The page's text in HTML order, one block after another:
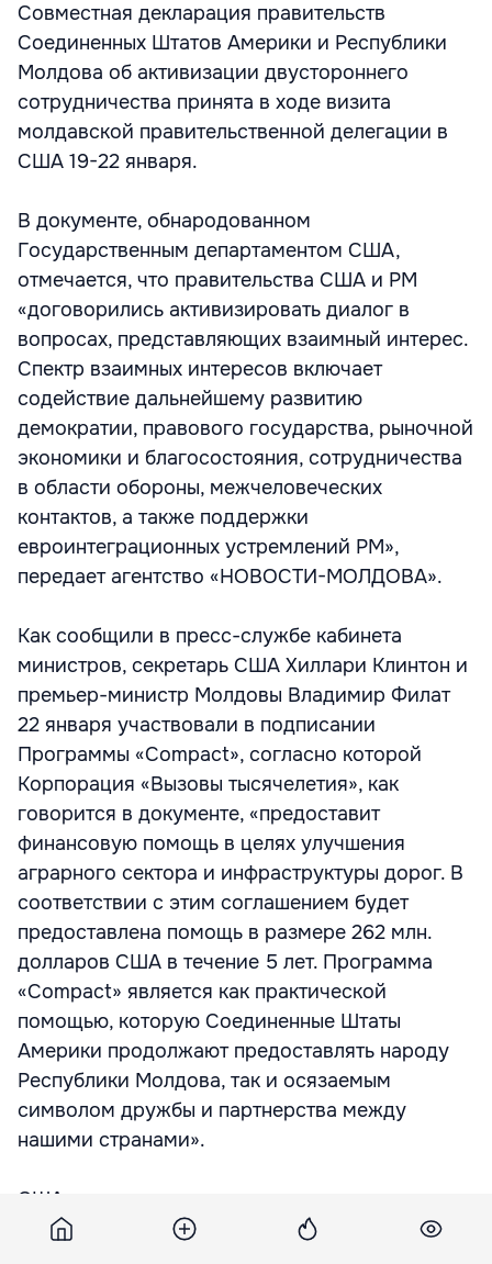
Совместная декларация правительств
Соединенных Штатов Америки и Республики
Молдова об активизации двустороннего
сотрудничества принята в ходе визита
молдавской правительственной делегации в
США 19-22 января.
В документе, обнародованном
Государственным департаментом США,
отмечается, что правительства США и РМ
«договорились активизировать диалог в
вопросах, представляющих взаимный интерес.
Спектр взаимных интересов включает
содействие дальнейшему развитию
демократии, правового государства, рыночной
экономики и благосостояния, сотрудничества
в области обороны, межчеловеческих
контактов, а также поддержки
евроинтеграционных устремлений РМ»,
передает агентство «НОВОСТИ-МОЛДОВА».
Как сообщили в пресс-службе кабинета
министров, секретарь США Хиллари Клинтон и
премьер-министр Молдовы Владимир Филат
22 января участвовали в подписании
Программы «Compact», согласно которой
Корпорация «Вызовы тысячелетия», как
говорится в документе, «предоставит
финансовую помощь в целях улучшения
аграрного сектора и инфраструктуры дорог. В
соответствии с этим соглашением будет
предоставлена помощь в размере 262 млн.
долларов США в течение 5 лет. Программа
«Compact» является как практической
помощью, которую Соединенные Штаты
Америки продолжают предоставлять народу
Республики Молдова, так и осязаемым
символом дружбы и партнерства между
нашими странами».
США приветствуют намерение правительства
Молдовы развивать и далее программу